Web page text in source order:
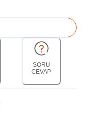
SORU
CEVAP